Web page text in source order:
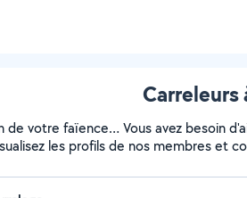
Carreleurs
de votre faïence… Vous avez besoin
les profils de nos membres et